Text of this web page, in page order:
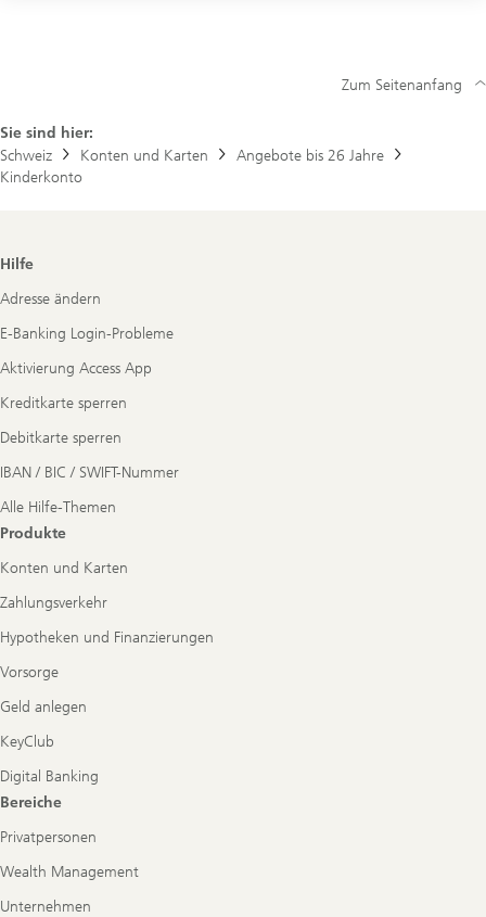
Sie sind hier:
Schweiz
Konten und Karten
Angebote bis 26 Jahre
Kinderkonto
Zum Seitenanfang
Footer
Hilfe
Adresse ändern
E-Banking Login-Probleme
Aktivierung Access App
Kreditkarte sperren
Debitkarte sperren
IBAN / BIC / SWIFT-Nummer
Alle Hilfe-Themen
Produkte
Konten und Karten
Zahlungsverkehr
Hypotheken und Finanzierungen
Vorsorge
Geld anlegen
KeyClub
Digital Banking
Bereiche
Privatpersonen
Wealth Management
Unternehmen